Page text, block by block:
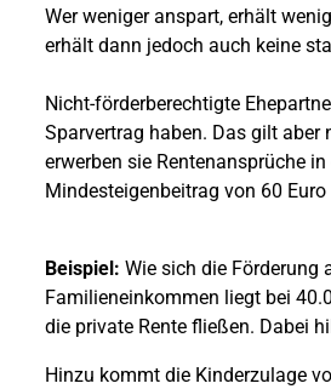
Wer weniger anspart, erhält
erhält dann jedoch auch keine
Nicht-förderberechtigte
Sparvertrag haben. Das gilt aber
erwerben sie Rentenansprüche
Mindesteigenbeitrag von 60 Euro
Beispiel: Wie sich die Förderung
Familieneinkommen liegt bei
die private Rente fließen. Dabei
Hinzu kommt die Kinderzulage